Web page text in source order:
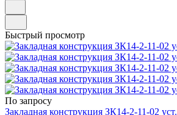
Быстрый просмотр
По запросу
Закладная конструкция ЗК14-2-11-02